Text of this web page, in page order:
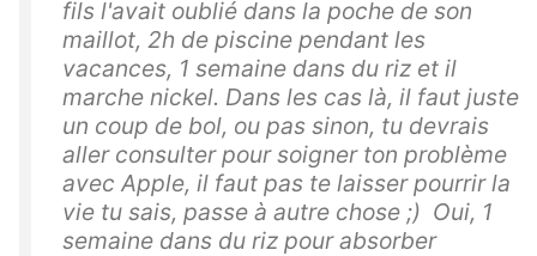
fils l'avait oublié dans la poche de son
maillot, 2h de piscine pendant les
vacances, 1 semaine dans du riz et il
marche nickel. Dans les cas là, il faut juste
un coup de bol, ou pas sinon, tu devrais
aller consulter pour soigner ton problème
avec Apple, il faut pas te laisser pourrir la
vie tu sais, passe à autre chose ;) Oui, 1
semaine dans du riz pour absorber